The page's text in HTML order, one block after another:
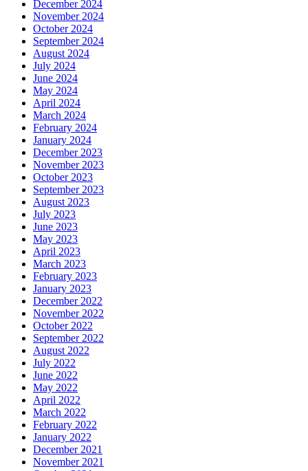
December 2024
November 2024
October 2024
September 2024
August 2024
July 2024
June 2024
May 2024
April 2024
March 2024
February 2024
January 2024
December 2023
November 2023
October 2023
September 2023
August 2023
July 2023
June 2023
May 2023
April 2023
March 2023
February 2023
January 2023
December 2022
November 2022
October 2022
September 2022
August 2022
July 2022
June 2022
May 2022
April 2022
March 2022
February 2022
January 2022
December 2021
November 2021